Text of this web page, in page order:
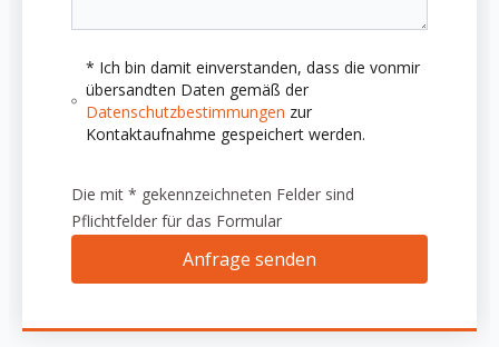
* Ich bin damit einverstanden, dass die vonmir
übersandten Daten gemäß der
Datenschutzbestimmungen zur
Kontaktaufnahme gespeichert werden.
Die mit * gekennzeichneten Felder sind
Pflichtfelder für das Formular
Anfrage senden